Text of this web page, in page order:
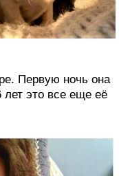
Первую ночь она
лет это все еще её